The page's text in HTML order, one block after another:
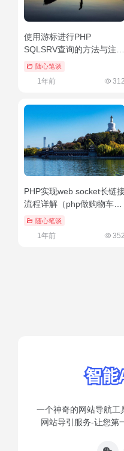
使用游标进行PHP
SQLSRV查询的方法与注意
事项（sql游标用法）燃爆
随心笔谈
1年前 312
PHP实现web socket长链
流程详解（php做购物车）
燃爆了随心笔谈
1年前 352
一个神奇的网站导航工
网站导引服务-让您第